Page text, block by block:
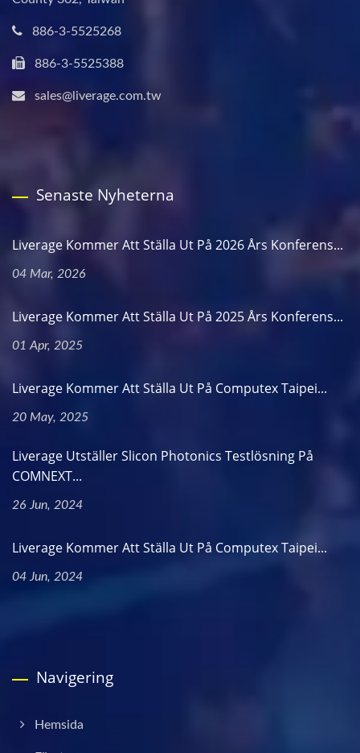
886-3-5525268
886-3-5525388
sales@liverage.com.tw
Senaste Nyheterna
Liverage Kommer Att Ställa Ut På 2026 Års Konferens...
04 Mar, 2026
Liverage Kommer Att Ställa Ut På 2025 Års Konferens...
01 Apr, 2025
Liverage Kommer Att Ställa Ut På Computex Taipei...
20 May, 2025
Liverage Utställer Slicon Photonics Testlösning På
COMNEXT...
26 Jun, 2024
Liverage Kommer Att Ställa Ut På Computex Taipei...
04 Jun, 2024
Navigering
Hemsida